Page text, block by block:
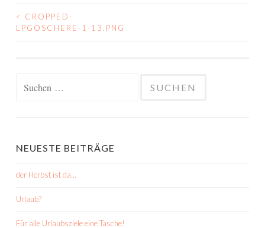
BEITRAGSNAVIGATION
<
CROPPED-
LPGOSCHERE-1-13.PNG
NEUESTE BEITRÄGE
der Herbst ist da…
Urlaub?
Für alle Urlaubsziele eine Tasche!